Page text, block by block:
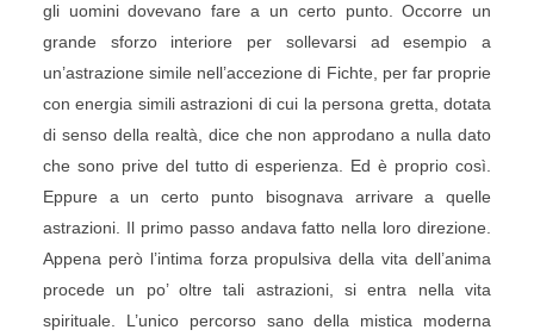
gli uomini dovevano fare a un certo punto. Occorre un
grande sforzo interiore per sollevarsi ad esempio a
un’astrazione simile nell’accezione di Fichte, per far proprie
con energia simili astrazioni di cui la persona gretta, dotata
di senso della realtà, dice che non approdano a nulla dato
che sono prive del tutto di esperienza. Ed è proprio così.
Eppure a un certo punto bisognava arrivare a quelle
astrazioni. Il primo passo andava fatto nella loro direzione.
Appena però l’intima forza propulsiva della vita dell’anima
procede un po’ oltre tali astrazioni, si entra nella vita
spirituale. L’unico percorso sano della mistica moderna